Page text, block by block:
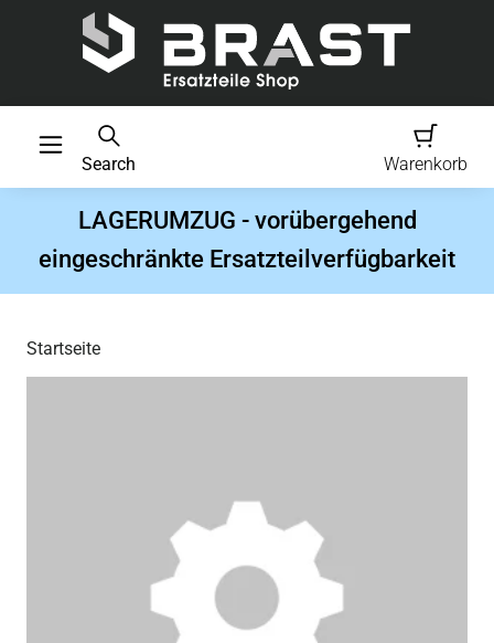
Search Warenkorb
LAGERUMZUG - vorübergehend
eingeschränkte Ersatzteilverfügbarkeit
Startseite